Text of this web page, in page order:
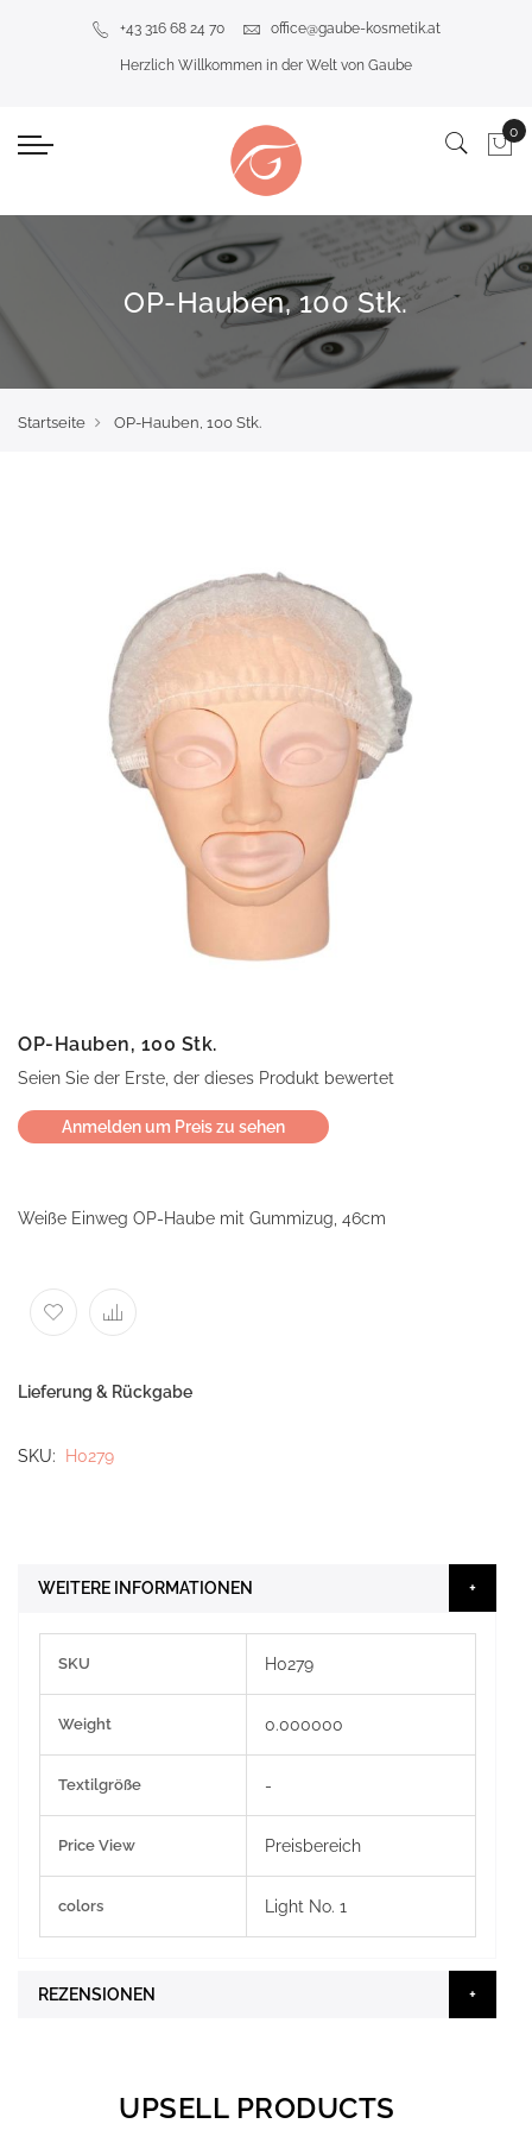
+43 316 68 24 70 office@gaube-kosmetik.at
Herzlich Willkommen in der Welt von Gaube
OP-Hauben, 100 Stk.
Startseite OP-Hauben, 100 Stk.
OP-Hauben, 100 Stk.
Seien Sie der Erste, der dieses Produkt bewertet
Anmelden um Preis zu sehen
Weiße Einweg OP-Haube mit Gummizug, 46cm
Lieferung & Rückgabe
SKU H0279
WEITERE INFORMATIONEN
Informationen
SKU H0279
Weight 0.000000
Textilgröße -
Price View Preisbereich
colors Light No. 1
REZENSIONEN
UPSELL PRODUCTS